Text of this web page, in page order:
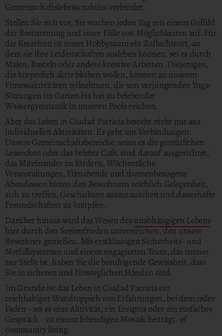
Gemeinschaftslebens nahtlos verbindet.
Stellen Sie sich vor, Sie wachen jeden Tag mit einem Gefühl
der Bestimmung und einer Fülle von Möglichkeiten auf. Für
die Kreativen ist unser Hobbyraum ein Zufluchtsort, an
dem sie ihre Leidenschaften ausleben können, sei es durch
Malen, Basteln oder andere kreative Arbeiten. Diejenigen,
die körperlich aktiv bleiben wollen, können an unseren
Fitnessaktivitäten teilnehmen, die von verjüngenden Yoga-
Sitzungen im Garten bis hin zu belebender
Wassergymnastik in unseren Pools reichen.
Aber das Leben in Ciudad Patricia besteht nicht nur aus
individuellen Aktivitäten. Es geht um Verbindungen.
Unsere Gemeinschaftsbereiche, seien es die gemütlichen
Leseecken oder das belebte Café, sind darauf ausgerichtet,
das Miteinander zu fördern. Wöchentliche
Veranstaltungen, Filmabende und themenbezogene
Abendessen bieten den Bewohnern reichlich Gelegenheit,
sich zu treffen, Geschichten auszutauschen und dauerhafte
Freundschaften zu knüpfen.
Darüber hinaus wird das Wesen des unabhängigen Lebens
hier durch den Seelenfrieden unterstrichen, den unsere
Bewohner genießen. Mit erstklassigen Sicherheits- und
Notfallsystemen und einem engagierten Team, das immer
zur Stelle ist, haben Sie die beruhigende Gewissheit, dass
Sie in sicheren und fürsorglichen Händen sind.
Im Grunde ist das Leben in Ciudad Patricia ein
reichhaltiger Wandteppich von Erfahrungen, bei dem jeder
Faden - sei es eine Aktivität, ein Ereignis oder ein einfaches
Gespräch - zu einem lebendigen Mosaik beiträgt. of
community living.